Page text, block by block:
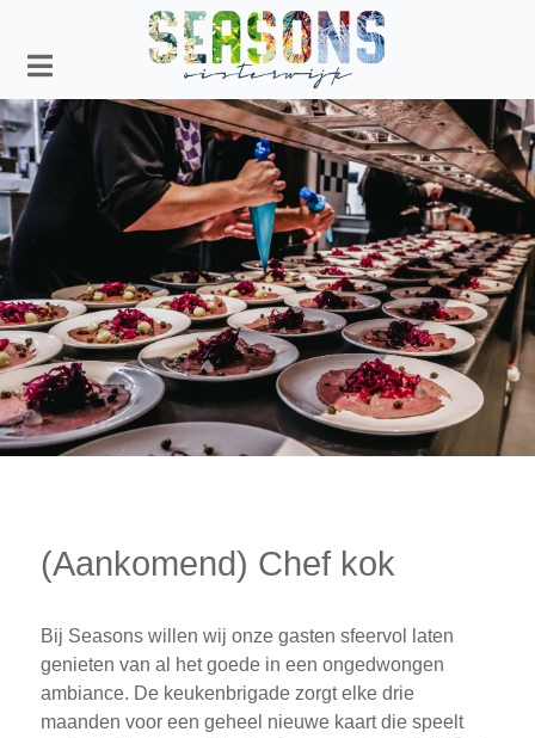
(Aankomend) Chef kok
Bij Seasons willen wij onze gasten sfeervol laten
genieten van al het goede in een ongedwongen
ambiance. De keukenbrigade zorgt elke drie
maanden voor een geheel nieuwe kaart die speelt